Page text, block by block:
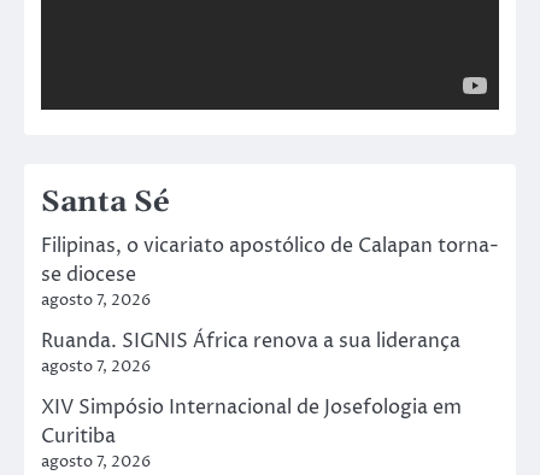
Santa Sé
Filipinas, o vicariato apostólico de Calapan torna-
se diocese
agosto 7, 2026
Ruanda. SIGNIS África renova a sua liderança
agosto 7, 2026
XIV Simpósio Internacional de Josefologia em
Curitiba
agosto 7, 2026